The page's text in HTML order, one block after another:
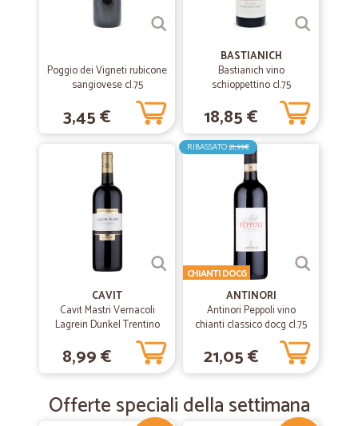
Alessandra N.
Prodotti ottimi e consegna efficiente
Prodotti ottimi e consegna efficiente
26/11/2019
—Danilo R.
Ottimo venditore
Ottimo venditore, spedizione veloce consiglio a tutti
—Emanuele B.
Veloci e puntuali ottimi prodotti
— Chiara R.
OTTIMO
Prezzi convenienti spedizione velocissima
Poggio dei Vigneti rubicone
sangiovese cl.75
3,45 €
BASTIANICH
Bastianich vino
schioppettino cl.75
18,85 €
CAVIT
Cavit Mastri Vernacoli
Lagrein Dunkel Trentino
8,99 €
RIBASSATO21,99€
ANTINORI
Antinori Peppoli vino
chianti classico docg cl.75
CHIANTI DOCG
21,05 €
Offerte speciali della settimana